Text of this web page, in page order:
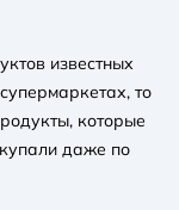
известных
то
которые
даже по